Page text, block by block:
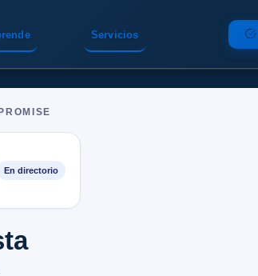
Servicios
En directorio